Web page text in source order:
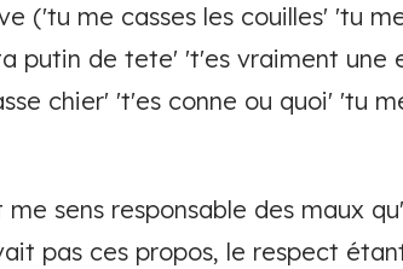
('tu me casses les couilles' 'tu
putin de tete' 't'es vraiment une
chier' 't'es conne ou quoi' 'tu
sens responsable des maux
pas ces propos, le respect